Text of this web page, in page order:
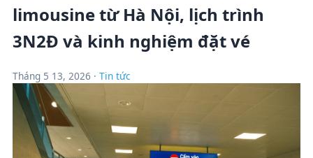
limousine từ Hà Nội, lịch trình
3N2Đ và kinh nghiệm đặt vé
Tháng 5 13, 2026 · Tin tức